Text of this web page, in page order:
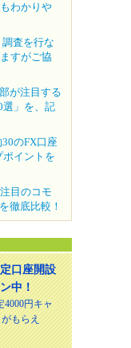
わかりや
査を行な
すがご協
が注目する
選」を、記
のFX口座
イントを
目のコモ
徹底比較！
口座開設
中！
円キャ
もらえ